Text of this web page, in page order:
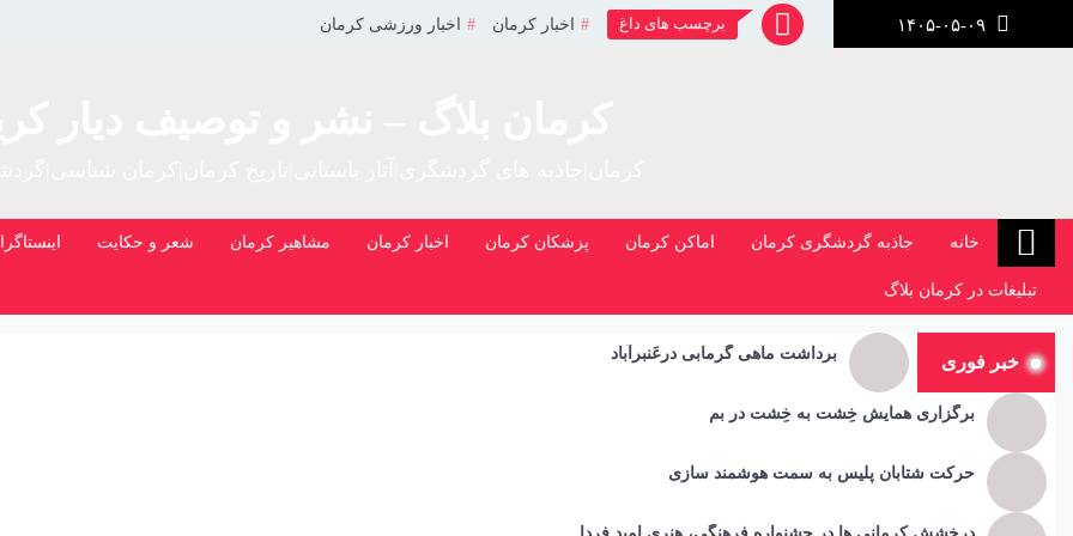
برچسب های داغ اخبار کرمان اخبار ورزشی کرمان
خانه جاذبه گردشگری کرمان اماکن کرمان پزشکان کرمان اخبار کرمان مشاهیر کرمان شعر و حکایت
تبلیغات در کرمان بلاگ
خبر فوری برداشت ماهی گرمابی درعَنبرآباد
برگزاری همایش خِشت به خِشت در بم
حرکت شتابان پلیس به سمت هوشمند سازی